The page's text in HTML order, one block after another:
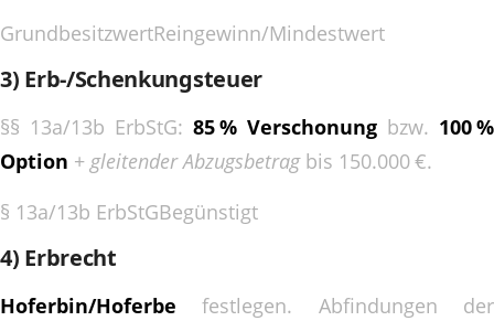
GrundbesitzwertReingewinn/Mindestwert
3) Erb-/Schenkungsteuer
§§ 13a/13b ErbStG: 85 % Verschonung bzw. 100 %
Option + gleitender Abzugsbetragbis 150.000 €.
§ 13a/13b ErbStGBegünstigt
4) Erbrecht
Hoferbin/Hoferbe festlegen. Abfindungen der